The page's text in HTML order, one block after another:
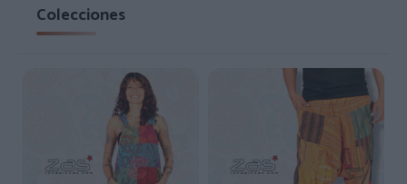
Colecciones